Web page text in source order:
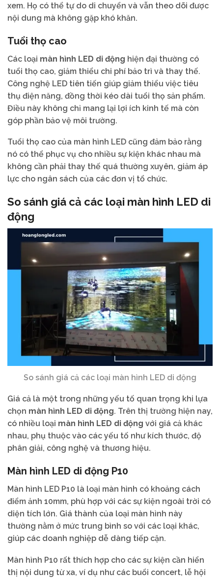
xem. Họ có thể tự do di chuyển và vẫn theo dõi được
nội dung mà không gặp khó khăn.
Tuổi thọ cao
Các loại màn hình LED di động hiện đại thường có
tuổi thọ cao, giảm thiểu chi phí bảo trì và thay thế.
Công nghệ LED tiên tiến giúp giảm thiểu việc tiêu
thụ điện năng, đồng thời kéo dài tuổi thọ sản phẩm.
Điều này không chỉ mang lại lợi ích kinh tế mà còn
góp phần bảo vệ môi trường.
Tuổi thọ cao của màn hình LED cũng đảm bảo rằng
nó có thể phục vụ cho nhiều sự kiện khác nhau mà
không cần phải thay thế quá thường xuyên, giảm áp
lực cho ngân sách của các đơn vị tổ chức.
So sánh giá cả các loại màn hình LED di
động
So sánh giá cả các loại màn hình LED di động
Giá cả là một trong những yếu tố quan trọng khi lựa
chọn màn hình LED di động. Trên thị trường hiện nay,
có nhiều loại màn hình LED di động với giá cả khác
nhau, phụ thuộc vào các yếu tố như kích thước, độ
phân giải, công nghệ và thương hiệu.
Màn hình LED di động P10
Màn hình LED P10 là loại màn hình có khoảng cách
điểm ảnh 10mm, phù hợp với các sự kiện ngoài trời có
diện tích lớn. Giá thành của loại màn hình này
thường nằm ở mức trung bình so với các loại khác,
giúp các doanh nghiệp dễ dàng tiếp cận.
Màn hình P10 rất thích hợp cho các sự kiện cần hiển
thị nội dung từ xa, ví dụ như các buổi concert, lễ hội